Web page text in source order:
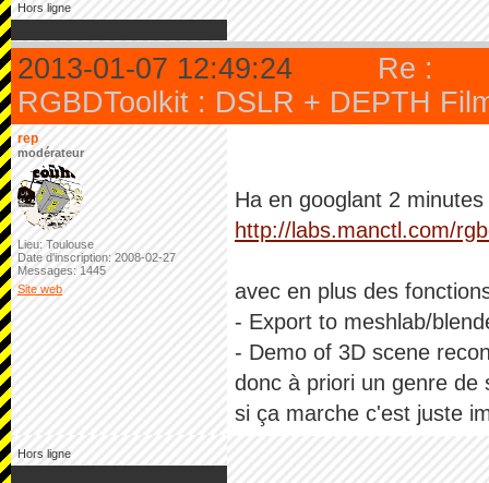
Hors ligne
2013-01-07 12:49:24
Re :
RGBDToolkit : DSLR + DEPTH
rep
modérateur
Lieu: Toulouse
Date d'inscription: 2008-02-27
Messages: 1445
Site web
Ha en googlant 2
http://labs.manctl.com/
avec en plus des
- Export to meshlab/
- Demo of 3D scene
donc à priori un genre de
si ça marche c'est juste
Hors ligne